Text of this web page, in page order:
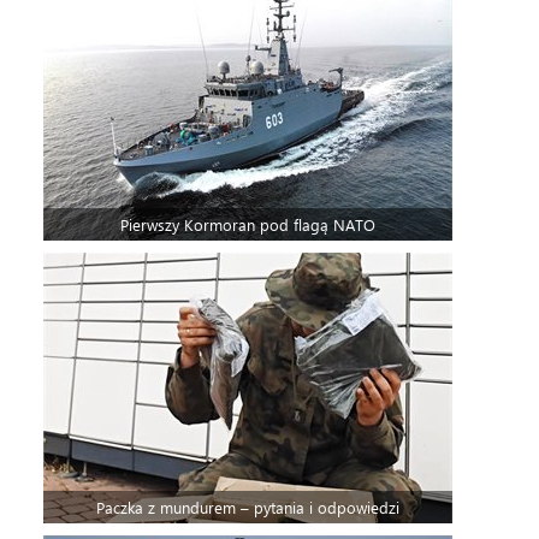
Pierwszy Kormoran pod flagą NATO
Paczka z mundurem – pytania i odpowiedzi